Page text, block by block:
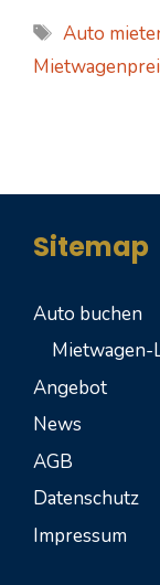
Auto
Sitemap
Auto buchen
Mietwagen-
Angebot
News
AGB
Datenschutz
Impressum